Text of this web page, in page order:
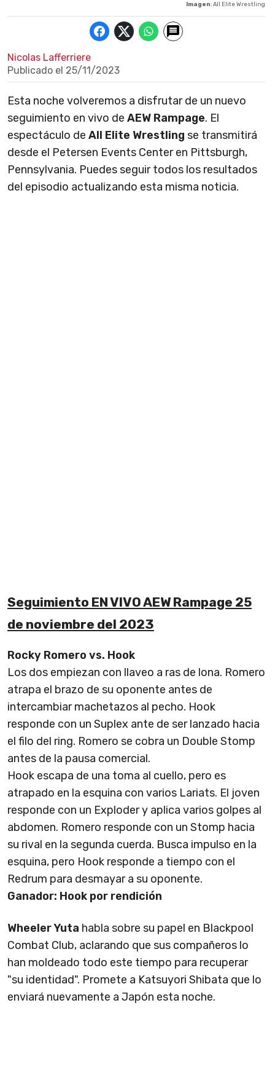
Imagen: All Elite Wrestling
Nicolas Lafferriere
Publicado el 25/11/2023
Esta noche volveremos a disfrutar de un nuevo
seguimiento en vivo de AEW Rampage. El
espectáculo de All Elite Wrestling se transmitirá
desde el Petersen Events Center en Pittsburgh,
Pennsylvania. Puedes seguir todos los resultados
del episodio actualizando esta misma noticia.
Seguimiento EN VIVO AEW Rampage 25
de noviembre del 2023
Rocky Romero vs. Hook
Los dos empiezan con llaveo a ras de lona. Romero
atrapa el brazo de su oponente antes de
intercambiar machetazos al pecho. Hook
responde con un Suplex ante de ser lanzado hacia
el filo del ring. Romero se cobra un Double Stomp
antes de la pausa comercial.
Hook escapa de una toma al cuello, pero es
atrapado en la esquina con varios Lariats. El joven
responde con un Exploder y aplica varios golpes al
abdomen. Romero responde con un Stomp hacia
su rival en la segunda cuerda. Busca impulso en la
esquina, pero Hook responde a tiempo con el
Redrum para desmayar a su oponente.
Ganador: Hook por rendición
Wheeler Yuta habla sobre su papel en Blackpool
Combat Club, aclarando que sus compañeros lo
han moldeado todo este tiempo para recuperar
"su identidad". Promete a Katsuyori Shibata que lo
enviará nuevamente a Japón esta noche.